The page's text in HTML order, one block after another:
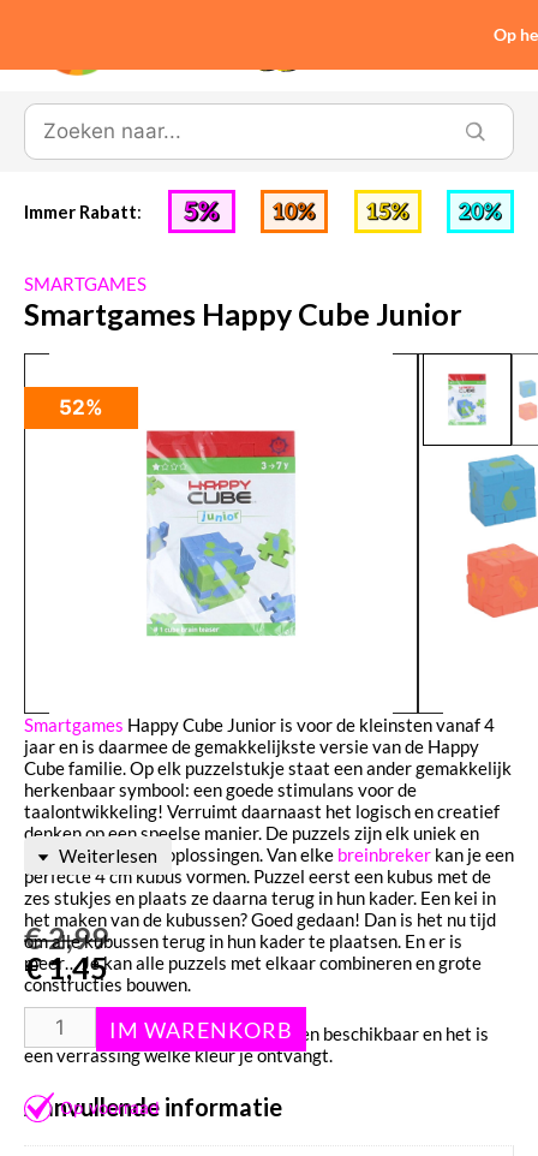
0
Immer Rabatt:
Smartgames Happy Cube Junior is voor de kleinsten vanaf 4
jaar en is daarmee de gemakkelijkste versie van de Happy
Cube familie. Op elk puzzelstukje staat een ander gemakkelijk
herkenbaar symbool: een goede stimulans voor de
taalontwikkeling! Verruimt daarnaast het logisch en creatief
denken op een speelse manier. De puzzels zijn elk uniek en
hebben meerdere oplossingen. Van elke breinbreker kan je een
perfecte 4 cm kubus vormen. Puzzel eerst een kubus met de
zes stukjes en plaats ze daarna terug in hun kader. Een kei in
het maken van de kubussen? Goed gedaan! Dan is het nu tijd
om alle kubussen terug in hun kader te plaatsen. En er is
meer… Je kan alle puzzels met elkaar combineren en grote
constructies bouwen.
LET OP!
Er zijn verschillende kleuren beschikbaar en het is
een verrassing welke kleur je ontvangt.
Aanvullende informatie
Weiterlesen
€2,99
€1,45
SMARTGAMES
Smartgames Happy Cube Junior
52%
Op